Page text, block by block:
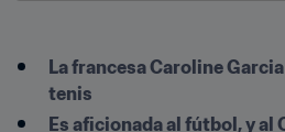
La francesa Caroline
tenis
Es aficionada al fútbol, y al